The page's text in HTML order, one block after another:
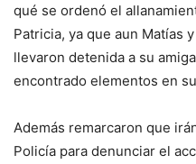
qué se ordenó el
Patricia, ya que aun Matías
llevaron detenida a su
encontrado elementos en
Además remarcaron que
Policía para denunciar el